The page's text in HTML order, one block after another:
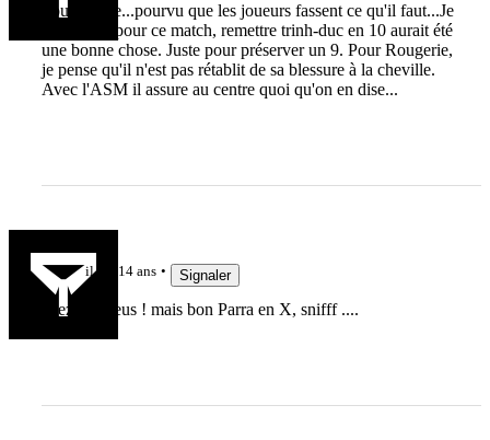
Pourvu que...pourvu que les joueurs fassent ce qu'il faut...Je
pense que pour ce match, remettre trinh-duc en 10 aurait été
une bonne chose. Juste pour préserver un 9. Pour Rougerie,
je pense qu'il n'est pas rétablit de sa blessure à la cheville.
Avec l'ASM il assure au centre quoi qu'on en dise...
il y a 14 ans Signaler
allez les bleus ! mais bon Parra en X, snifff ....